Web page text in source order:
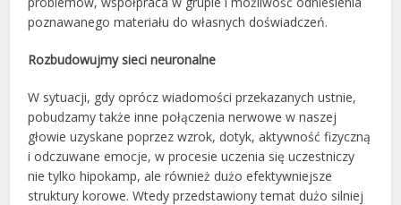
poznawanego materiału do własnych doświadczeń.
Rozbudowujmy sieci neuronalne
W sytuacji, gdy oprócz wiadomości przekazanych ustnie,
pobudzamy także inne połączenia nerwowe w naszej
głowie uzyskane poprzez wzrok, dotyk, aktywność fizyczną
i odczuwane emocje, w procesie uczenia się uczestniczy
nie tylko hipokamp, ale również dużo efektywniejsze
struktury korowe. Wtedy przedstawiony temat dużo silniej